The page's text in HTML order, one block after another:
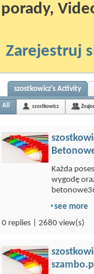
porady,
Zarejestruj
szostkowicz's Activity
All szostkowicz
Każda
wygodę
see more
0 replies | 2680 view(s)